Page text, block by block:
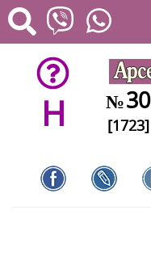
H №30
[1723]